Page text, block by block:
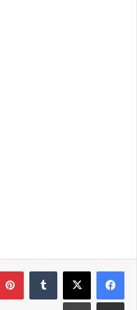
مشاركة عبر البريد طباعة